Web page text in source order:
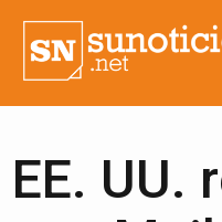
EE. UU.